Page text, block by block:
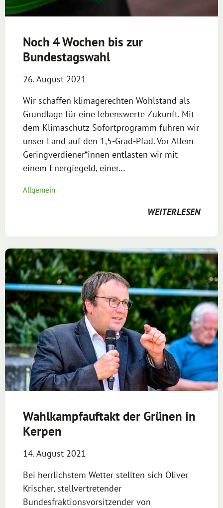
Noch 4 Wochen bis zur
Bundestagswahl
26. August 2021
Wir schaffen klimagerechten Wohlstand als
Grundlage für eine lebenswerte Zukunft. Mit
dem Klimaschutz-Sofortprogramm führen wir
unser Land auf den 1,5-Grad-Pfad. Vor Allem
Geringverdiener*innen entlasten wir mit
einem Energiegeld, einer…
Allgemein
WEITERLESEN
Wahlkampfauftakt der Grünen in
Kerpen
14. August 2021
Bei herrlichstem Wetter stellten sich Oliver
Krischer, stellvertretender
Bundesfraktionsvorsitzender von